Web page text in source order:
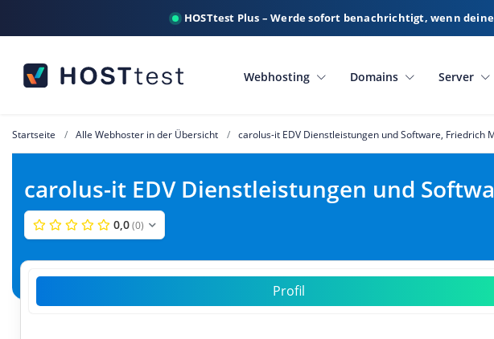
HOSTtest Plus – Werde sofort benachrichtigt, wenn
Webhosting Domains Server
Startseite Alle Webhoster in der Übersicht carolus-it EDV Dienstleistungen und Software, Friedrich
carolus-it EDV Dienstleistungen und
0,0 (0)
Profil